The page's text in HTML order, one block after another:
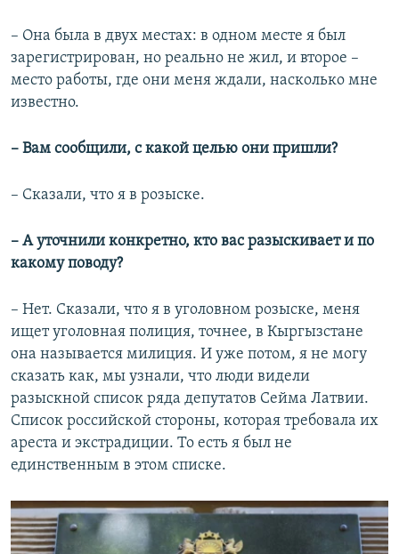
– Она была в двух местах: в одном месте я был
зарегистрирован, но реально не жил, и второе –
место работы, где они меня ждали, насколько мне
известно.
– Вам сообщили, с какой целью они пришли?
– Сказали, что я в розыске.
– А уточнили конкретно, кто вас разыскивает и по
какому поводу?
– Нет. Сказали, что я в уголовном розыске, меня
ищет уголовная полиция, точнее, в Кыргызстане
она называется милиция. И уже потом, я не могу
сказать как, мы узнали, что люди видели
разыскной список ряда депутатов Сейма Латвии.
Список российской стороны, которая требовала их
ареста и экстрадиции. То есть я был не
единственным в этом списке.